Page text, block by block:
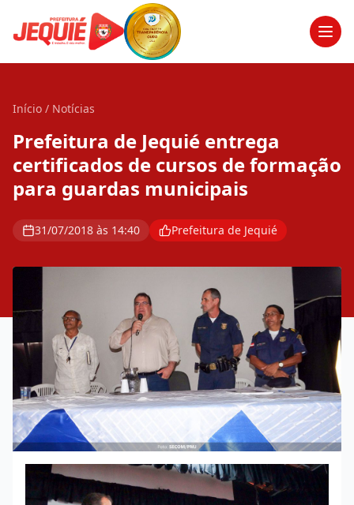
Início / Notícias
Prefeitura de Jequié entrega
certificados de cursos de formação
para guardas municipais
31/07/2018 às 14:40 Prefeitura de Jequié